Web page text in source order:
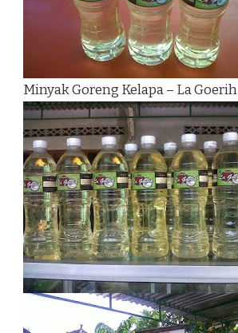
Minyak Goreng Kelapa – La Goerih